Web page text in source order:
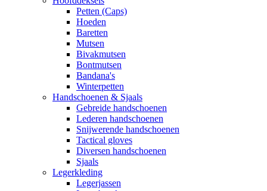
Petten (Caps)
Hoeden
Baretten
Mutsen
Bivakmutsen
Bontmutsen
Bandana's
Winterpetten
Handschoenen & Sjaals
Gebreide handschoenen
Lederen handschoenen
Snijwerende handschoenen
Tactical gloves
Diversen handschoenen
Sjaals
Legerkleding
Legerjassen